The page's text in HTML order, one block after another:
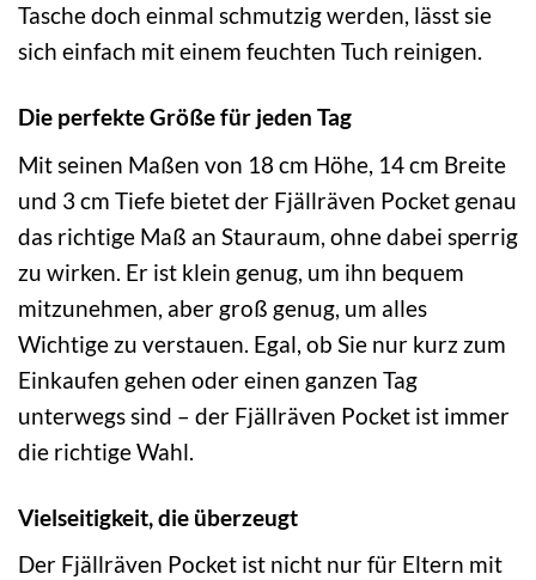
Tasche doch einmal schmutzig werden, lässt sie
sich einfach mit einem feuchten Tuch reinigen.
Die perfekte Größe für jeden Tag
Mit seinen Maßen von 18 cm Höhe, 14 cm Breite
und 3 cm Tiefe bietet der Fjällräven Pocket genau
das richtige Maß an Stauraum, ohne dabei sperrig
zu wirken. Er ist klein genug, um ihn bequem
mitzunehmen, aber groß genug, um alles
Wichtige zu verstauen. Egal, ob Sie nur kurz zum
Einkaufen gehen oder einen ganzen Tag
unterwegs sind – der Fjällräven Pocket ist immer
die richtige Wahl.
Vielseitigkeit, die überzeugt
Der Fjällräven Pocket ist nicht nur für Eltern mit